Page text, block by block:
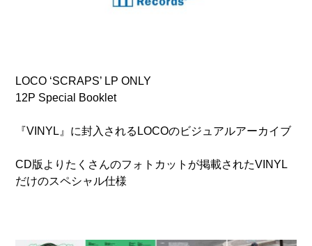
LOCO ‘SCRAPS’ LP ONLY
12P Special Booklet
『VINYL』に封入されるLOCOのビジュアルアーカイブ
CD版よりたくさんのフォトカットが掲載されたVINYL
だけのスペシャル仕様